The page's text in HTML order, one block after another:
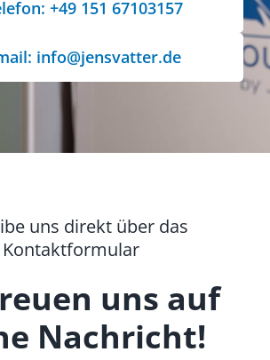
+49 151 67103157
info@jensvatter.de
uns direkt über das
Kontaktformular
uns auf
Nachricht!